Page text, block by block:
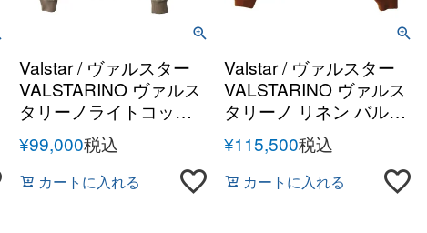
Valstar / ヴァルスター
VALSTARINO ヴァルス
タリーノライトコット
ン バルスターブルゾン
¥99,000税込
カートに入れる
Valstar / ヴァルスター
VALSTARINO ヴァルス
タリーノ リネン バルス
ターブルゾン
¥115,500税込
カートに入れる